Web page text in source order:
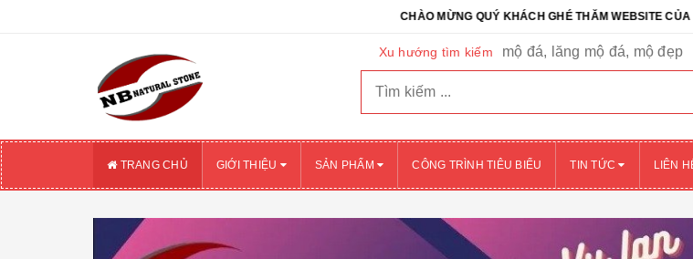
CHÀO MỪNG QUÝ KHÁCH GHÉ THĂM WEBSITE CỦA CÔNG TY CỔ
Xu hướng tìm kiếm mộ đá, lăng mộ đá, mộ đẹp
TRANG CHỦ GIỚI THIỆU SẢN PHẨM CÔNG TRÌNH TIÊU BIỂU TIN TỨC LIÊN